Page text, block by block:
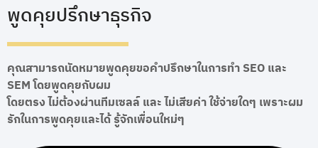
พูดคุยปรึกษาธุรกิจ
คุณสามารถนัดหมายพูดคุยขอคำปรึกษาในการทำ SEO และ
SEM โดยพูดคุยกับผม
โดยตรง ไม่ต้องผ่านทีมเซลล์ และ ไม่เสียค่า ใช้จ่ายใดๆ เพราะผม
รักในการพูดคุยและได้ รู้จักเพื่อนใหม่ๆ